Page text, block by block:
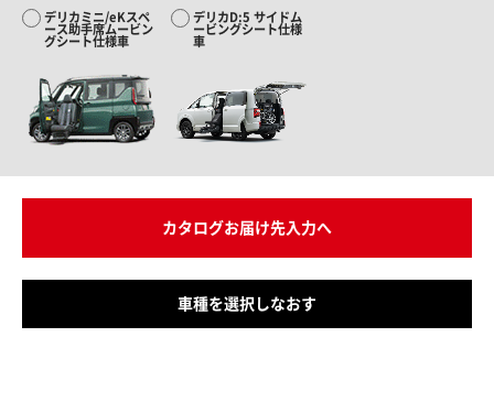
デリカミニ/eKスペ
ース助手席ムービン
グシート仕様車
デリカD:5 サイドム
ービングシート仕様
車
カタログお届け先入力へ
車種を選択しなおす